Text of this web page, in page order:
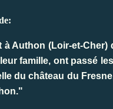
à Authon (Loir-et-Cher)
famille, ont passé
du château du